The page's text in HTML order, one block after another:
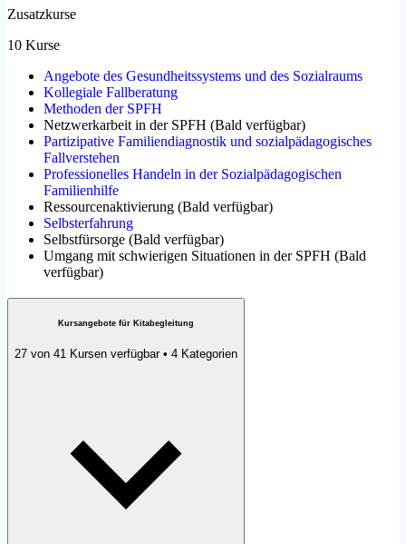
Zusatzkurse
10 Kurse
Angebote des Gesundheitssystems und des Sozialraums
Kollegiale Fallberatung
Methoden der SPFH
Netzwerkarbeit in der SPFH (Bald verfügbar)
Partizipative Familiendiagnostik und sozialpädagogisches
Fallverstehen
Professionelles Handeln in der Sozialpädagogischen
Familienhilfe
Ressourcenaktivierung (Bald verfügbar)
Selbsterfahrung
Selbstfürsorge (Bald verfügbar)
Umgang mit schwierigen Situationen in der SPFH (Bald
verfügbar)
Kursangebote für Kitabegleitung
27 von 41 Kursen verfügbar • 4 Kategorien